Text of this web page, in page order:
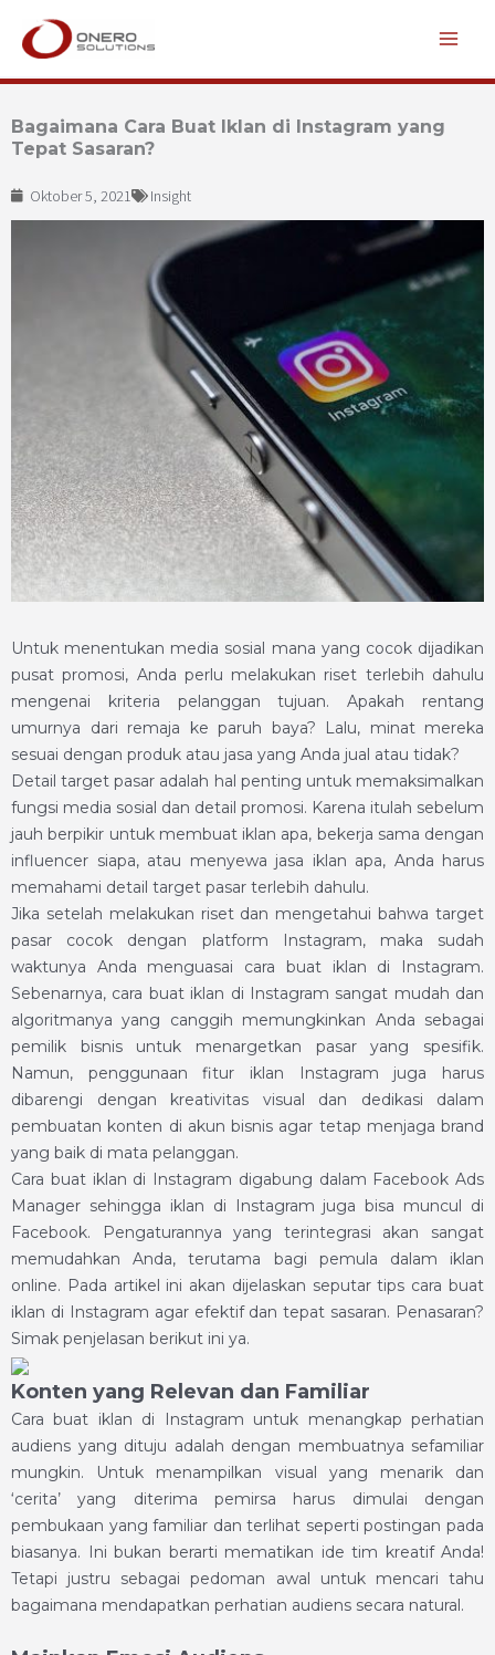
Lewati
Bagaimana Cara Buat Iklan di Instagram yang
Tepat Sasaran?
Oktober 5, 2021 Insight
Untuk menentukan media sosial mana yang cocok dijadikan
pusat promosi, Anda perlu melakukan riset terlebih dahulu
mengenai kriteria pelanggan tujuan. Apakah rentang
umurnya dari remaja ke paruh baya? Lalu, minat mereka
sesuai dengan produk atau jasa yang Anda jual atau tidak?
Detail target pasar adalah hal penting untuk memaksimalkan
fungsi media sosial dan detail promosi. Karena itulah sebelum
jauh berpikir untuk membuat iklan apa, bekerja sama dengan
influencer siapa, atau menyewa jasa iklan apa, Anda harus
memahami detail target pasar terlebih dahulu.
Jika setelah melakukan riset dan mengetahui bahwa target
pasar cocok dengan platform Instagram, maka sudah
waktunya Anda menguasai cara buat iklan di Instagram.
Sebenarnya, cara buat iklan di Instagram sangat mudah dan
algoritmanya yang canggih memungkinkan Anda sebagai
pemilik bisnis untuk menargetkan pasar yang spesifik.
Namun, penggunaan fitur iklan Instagram juga harus
dibarengi dengan kreativitas visual dan dedikasi dalam
pembuatan konten di akun bisnis agar tetap menjaga brand
yang baik di mata pelanggan.
Cara buat iklan di Instagram digabung dalam Facebook Ads
Manager sehingga iklan di Instagram juga bisa muncul di
Facebook. Pengaturannya yang terintegrasi akan sangat
memudahkan Anda, terutama bagi pemula dalam iklan
online. Pada artikel ini akan dijelaskan seputar tips cara buat
iklan di Instagram agar efektif dan tepat sasaran. Penasaran?
Simak penjelasan berikut ini ya.
Konten yang Relevan dan Familiar
Cara buat iklan di Instagram untuk menangkap perhatian
audiens yang dituju adalah dengan membuatnya sefamiliar
mungkin. Untuk menampilkan visual yang menarik dan
‘cerita’ yang diterima pemirsa harus dimulai dengan
pembukaan yang familiar dan terlihat seperti postingan pada
biasanya. Ini bukan berarti mematikan ide tim kreatif Anda!
Tetapi justru sebagai pedoman awal untuk mencari tahu
bagaimana mendapatkan perhatian audiens secara natural.